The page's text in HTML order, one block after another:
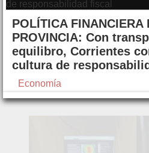
POLÍTICA FINANCIERA
PROVINCIA: Con
equilibro, Corrientes
cultura de
Economía